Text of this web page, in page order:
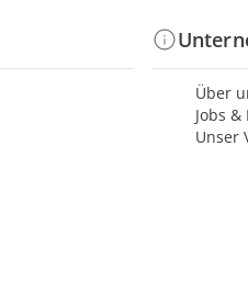
Über
Jobs
Unser